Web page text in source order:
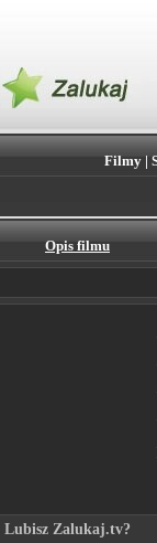
Filmy|
Opis filmu
Lubisz Zalukaj.tv?